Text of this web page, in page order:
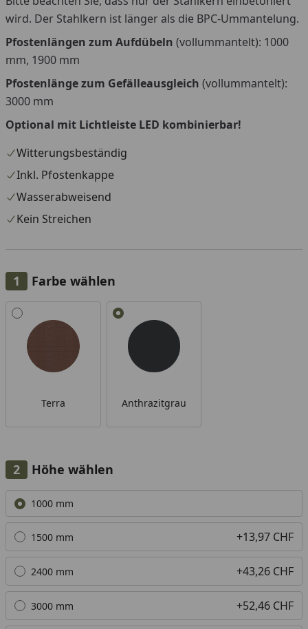
wird. Der Stahlkern ist länger als die BPC-Ummantelung.
Pfostenlängen zum Aufdübeln (vollummantelt): 1000
mm, 1900 mm
Pfostenlänge zum Gefälleausgleich (vollummantelt):
3000 mm
Optional mit Lichtleiste LED kombinierbar!
Witterungsbeständig
Inkl. Pfostenkappe
Wasserabweisend
Kein Streichen
Farbe wählen
Alle anzeigen (2)
Terra Anthrazitgrau
Höhe wählen
Alle anzeigen (5)
1000 mm
1500 mm +13,97 CHF
2400 mm +43,26 CHF
3000 mm +52,46 CHF